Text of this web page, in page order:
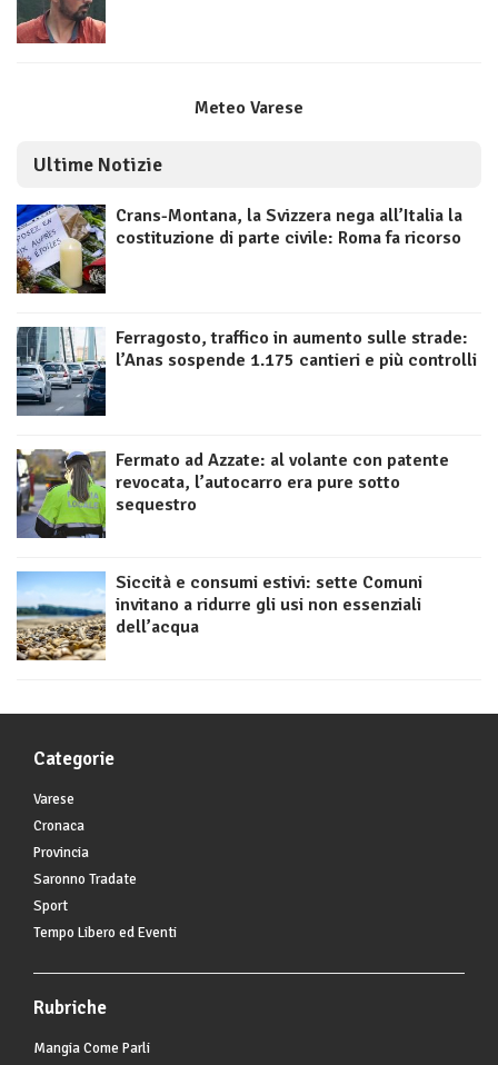
Meteo Varese
Ultime Notizie
Crans-Montana, la Svizzera nega all’Italia la
costituzione di parte civile: Roma fa ricorso
Ferragosto, traffico in aumento sulle strade:
l’Anas sospende 1.175 cantieri e più controlli
Fermato ad Azzate: al volante con patente
revocata, l’autocarro era pure sotto
sequestro
Siccità e consumi estivi: sette Comuni
invitano a ridurre gli usi non essenziali
dell’acqua
Categorie
Varese
Cronaca
Provincia
Saronno Tradate
Sport
Tempo Libero ed Eventi
Rubriche
Mangia Come Parli